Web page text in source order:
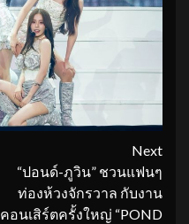
Next
“ปอนด์-ภูวิน” ชวนแฟนๆ
ท่องห้วงจักรวาล กับงาน
คอนเสิร์ตครั้งใหญ่ “POND